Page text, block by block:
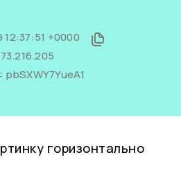
+0000
pbSXWY7YueA1
горизонтально